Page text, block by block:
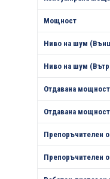
Мощност
Ниво на шум
Ниво на шум
Отдавана
Отдавана
Препоръчителен
Препоръчителен